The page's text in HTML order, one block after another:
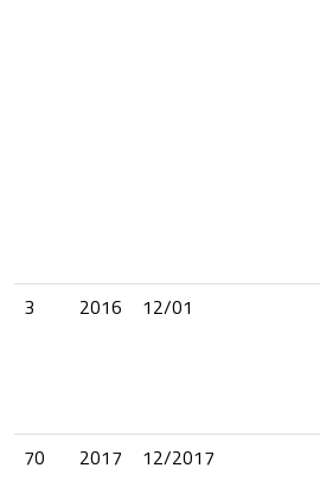
3
2016 12/01
70
2017 12/2017